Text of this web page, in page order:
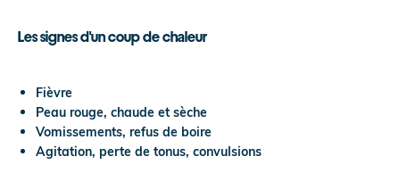
Les signes d'un coup de chaleur
Fièvre
Peau rouge, chaude et sèche
Vomissements, refus de boire
Agitation, perte de tonus, convulsions